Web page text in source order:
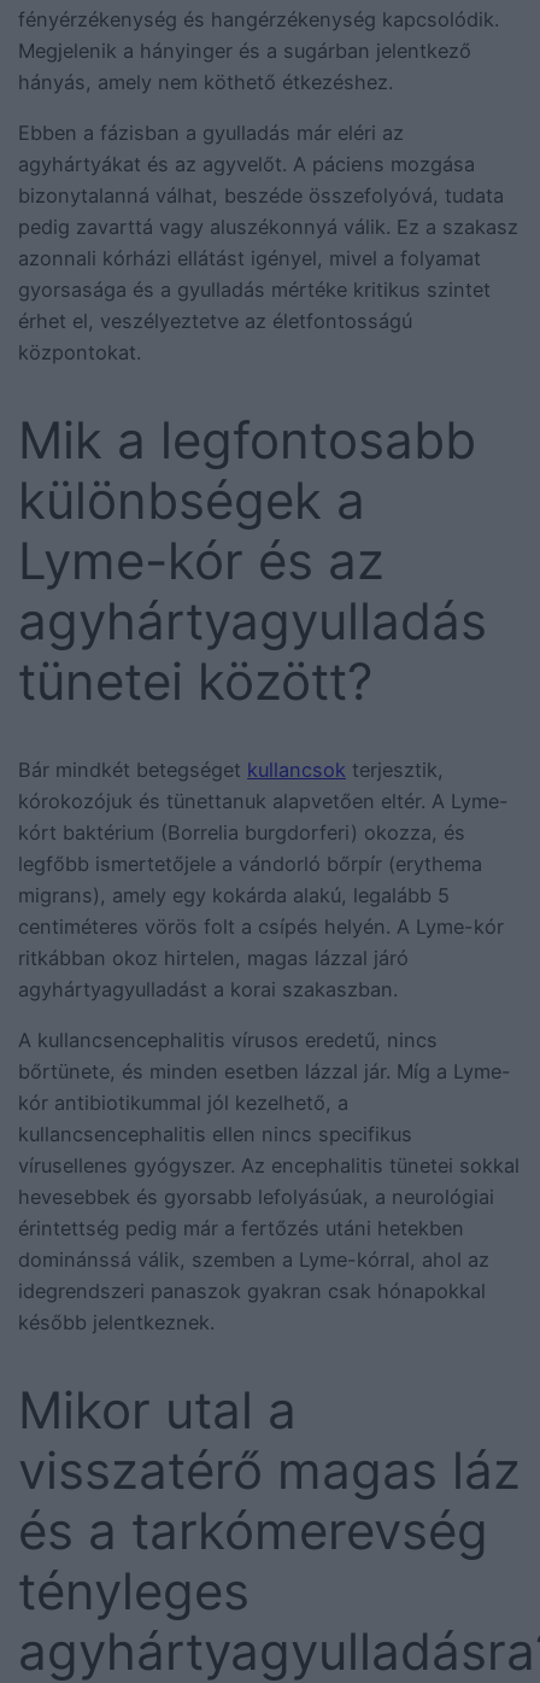
fényérzékenység és hangérzékenység kapcsolódik.
Megjelenik a hányinger és a sugárban jelentkező
hányás, amely nem köthető étkezéshez.
Ebben a fázisban a gyulladás már eléri az
agyhártyákat és az agyvelőt. A páciens mozgása
bizonytalanná válhat, beszéde összefolyóvá, tudata
pedig zavarttá vagy aluszékonnyá válik. Ez a szakasz
azonnali kórházi ellátást igényel, mivel a folyamat
gyorsasága és a gyulladás mértéke kritikus szintet
érhet el, veszélyeztetve az életfontosságú
központokat.
Mik a legfontosabb
különbségek a
Lyme-kór és az
agyhártyagyulladás
tünetei között?
Bár mindkét betegséget kullancsok terjesztik,
kórokozójuk és tünettanuk alapvetően eltér. A Lyme-
kórt baktérium (Borrelia burgdorferi) okozza, és
legfőbb ismertetőjele a vándorló bőrpír (erythema
migrans), amely egy kokárda alakú, legalább 5
centiméteres vörös folt a csípés helyén. A Lyme-kór
ritkábban okoz hirtelen, magas lázzal járó
agyhártyagyulladást a korai szakaszban.
A kullancsencephalitis vírusos eredetű, nincs
bőrtünete, és minden esetben lázzal jár. Míg a Lyme-
kór antibiotikummal jól kezelhető, a
kullancsencephalitis ellen nincs specifikus
vírusellenes gyógyszer. Az encephalitis tünetei sokkal
hevesebbek és gyorsabb lefolyásúak, a neurológiai
érintettség pedig már a fertőzés utáni hetekben
dominánssá válik, szemben a Lyme-kórral, ahol az
idegrendszeri panaszok gyakran csak hónapokkal
később jelentkeznek.
Mikor utal a
visszatérő magas láz
és a tarkómerevség
tényleges